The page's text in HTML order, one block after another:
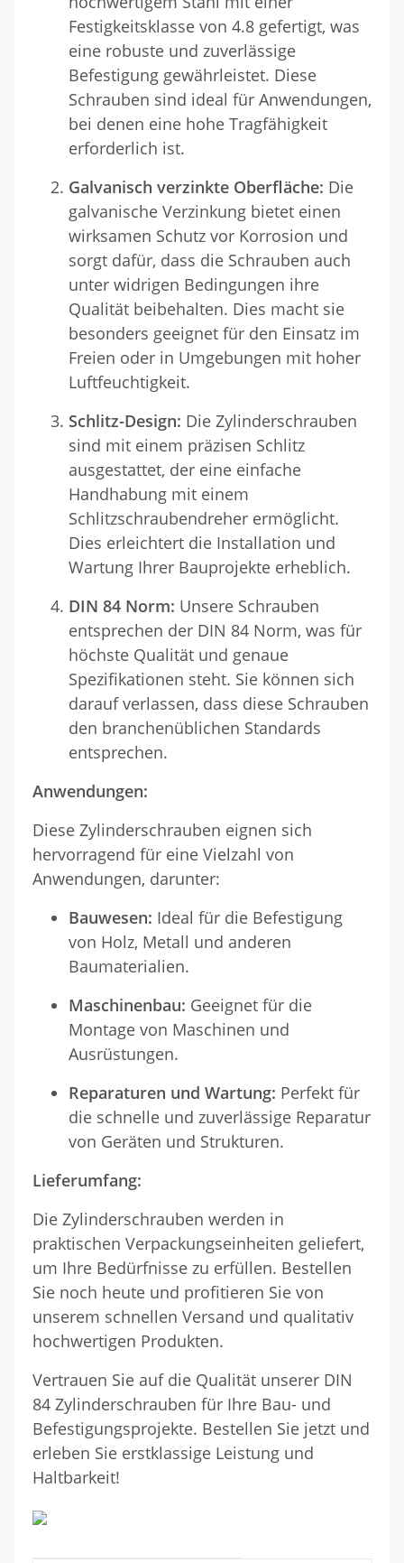
Festigkeitsklasse von 4.8 gefertigt, was
eine robuste und zuverlässige
Befestigung gewährleistet. Diese
Schrauben sind ideal für Anwendungen,
bei denen eine hohe Tragfähigkeit
erforderlich ist.
Galvanisch verzinkte Oberfläche: Die
galvanische Verzinkung bietet einen
wirksamen Schutz vor Korrosion und
sorgt dafür, dass die Schrauben auch
unter widrigen Bedingungen ihre
Qualität beibehalten. Dies macht sie
besonders geeignet für den Einsatz im
Freien oder in Umgebungen mit hoher
Luftfeuchtigkeit.
Schlitz-Design: Die Zylinderschrauben
sind mit einem präzisen Schlitz
ausgestattet, der eine einfache
Handhabung mit einem
Schlitzschraubendreher ermöglicht.
Dies erleichtert die Installation und
Wartung Ihrer Bauprojekte erheblich.
DIN 84 Norm: Unsere Schrauben
entsprechen der DIN 84 Norm, was für
höchste Qualität und genaue
Spezifikationen steht. Sie können sich
darauf verlassen, dass diese Schrauben
den branchenüblichen Standards
entsprechen.
Anwendungen:
Diese Zylinderschrauben eignen sich
hervorragend für eine Vielzahl von
Anwendungen, darunter:
Bauwesen: Ideal für die Befestigung
von Holz, Metall und anderen
Baumaterialien.
Maschinenbau: Geeignet für die
Montage von Maschinen und
Ausrüstungen.
Reparaturen und Wartung: Perfekt für
die schnelle und zuverlässige Reparatur
von Geräten und Strukturen.
Lieferumfang:
Die Zylinderschrauben werden in
praktischen Verpackungseinheiten geliefert,
um Ihre Bedürfnisse zu erfüllen. Bestellen
Sie noch heute und profitieren Sie von
unserem schnellen Versand und qualitativ
hochwertigen Produkten.
Vertrauen Sie auf die Qualität unserer DIN
84 Zylinderschrauben für Ihre Bau- und
Befestigungsprojekte. Bestellen Sie jetzt und
erleben Sie erstklassige Leistung und
Haltbarkeit!